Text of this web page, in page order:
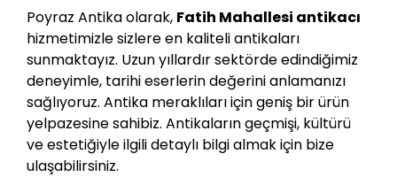
Poyraz Antika olarak, Fatih Mahallesi antikacı
hizmetimizle sizlere en kaliteli antikaları
sunmaktayız. Uzun yıllardır sektörde edindiğimiz
deneyimle, tarihi eserlerin değerini anlamanızı
sağlıyoruz. Antika meraklıları için geniş bir ürün
yelpazesine sahibiz. Antikaların geçmişi, kültürü
ve estetiğiyle ilgili detaylı bilgi almak için bize
ulaşabilirsiniz.